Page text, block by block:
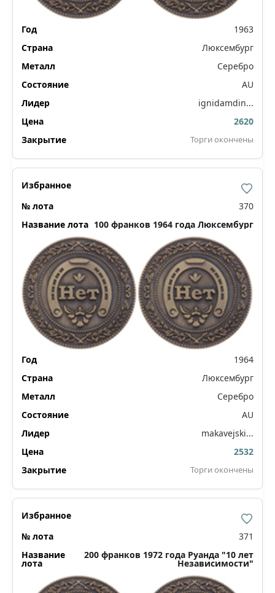
1963
Люксембург
Серебро
AU
ignidamdin...
2620
Торги окончены
370
100 франков 1964 года Люксембург
1964
Люксембург
Серебро
AU
makavejski...
2532
Торги окончены
371
200 франков 1972 года Руанда "10 лет
Независимости"